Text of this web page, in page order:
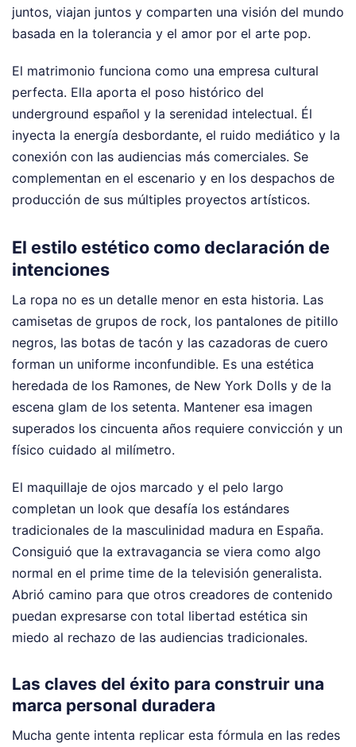
juntos, viajan juntos y comparten una visión del mundo
basada en la tolerancia y el amor por el arte pop.
El matrimonio funciona como una empresa cultural
perfecta. Ella aporta el poso histórico del
underground español y la serenidad intelectual. Él
inyecta la energía desbordante, el ruido mediático y la
conexión con las audiencias más comerciales. Se
complementan en el escenario y en los despachos de
producción de sus múltiples proyectos artísticos.
El estilo estético como declaración de
intenciones
La ropa no es un detalle menor en esta historia. Las
camisetas de grupos de rock, los pantalones de pitillo
negros, las botas de tacón y las cazadoras de cuero
forman un uniforme inconfundible. Es una estética
heredada de los Ramones, de New York Dolls y de la
escena glam de los setenta. Mantener esa imagen
superados los cincuenta años requiere convicción y un
físico cuidado al milímetro.
El maquillaje de ojos marcado y el pelo largo
completan un look que desafía los estándares
tradicionales de la masculinidad madura en España.
Consiguió que la extravagancia se viera como algo
normal en el prime time de la televisión generalista.
Abrió camino para que otros creadores de contenido
puedan expresarse con total libertad estética sin
miedo al rechazo de las audiencias tradicionales.
Las claves del éxito para construir una
marca personal duradera
Mucha gente intenta replicar esta fórmula en las redes